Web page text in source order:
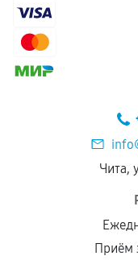
Чита,
Приём